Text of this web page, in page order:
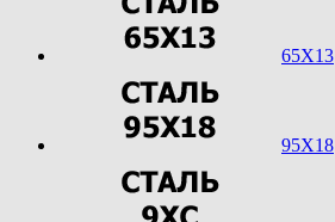
65Х13
95Х18